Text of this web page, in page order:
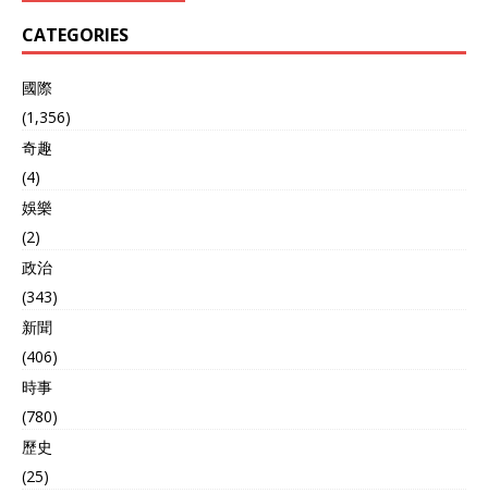
CATEGORIES
國際
(1,356)
奇趣
(4)
娛樂
(2)
政治
(343)
新聞
(406)
時事
(780)
歷史
(25)